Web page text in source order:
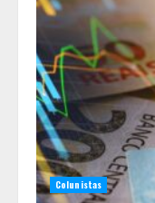
Colunistas